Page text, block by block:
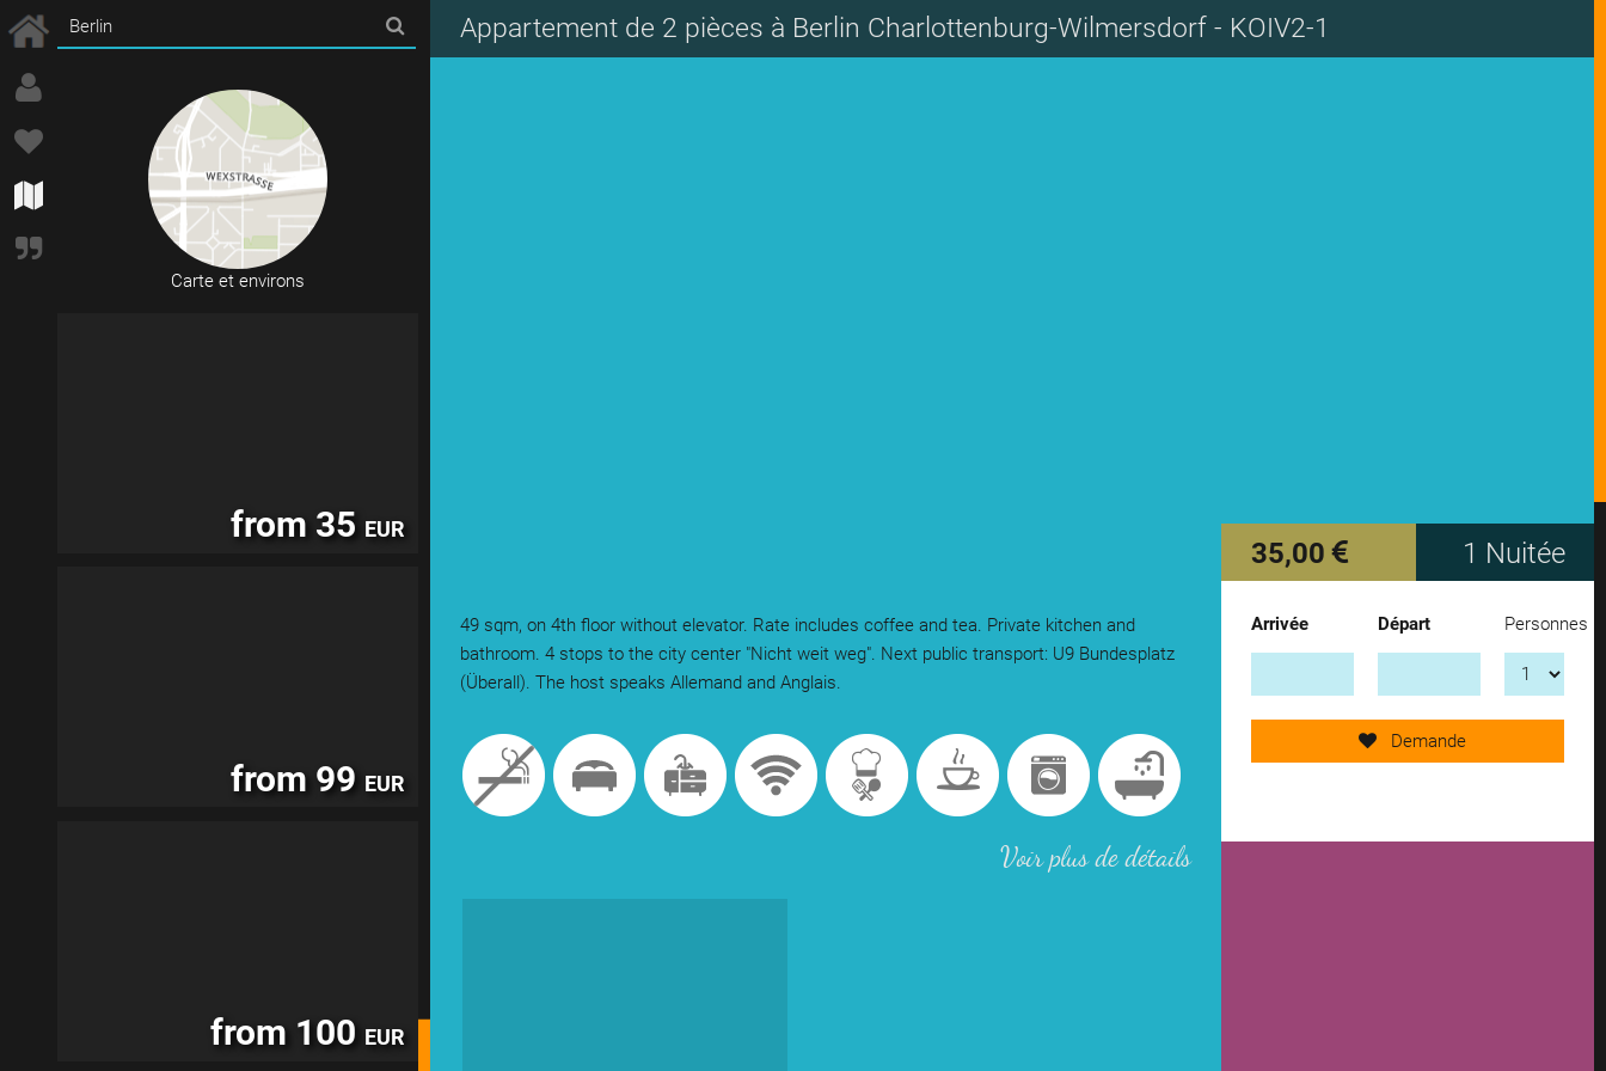
Appartement de 2 pièces à Berlin Charlottenburg-Wilmersdorf - KOIV2-1
49 sqm, on 4th floor without elevator. Rate includes coffee and tea. Private kitchen and
bathroom. 4 stops to the city center "Nicht weit weg". Next public transport: U9 Bundesplatz
(Überall). The host speaks Allemand and Anglais.
Voir plus de détails
35,00 1 Nuitée
Arrivée Départ Personnes
Demande
EUR
Carte et environs
from 35 EUR
from 99 EUR
from 100 EUR